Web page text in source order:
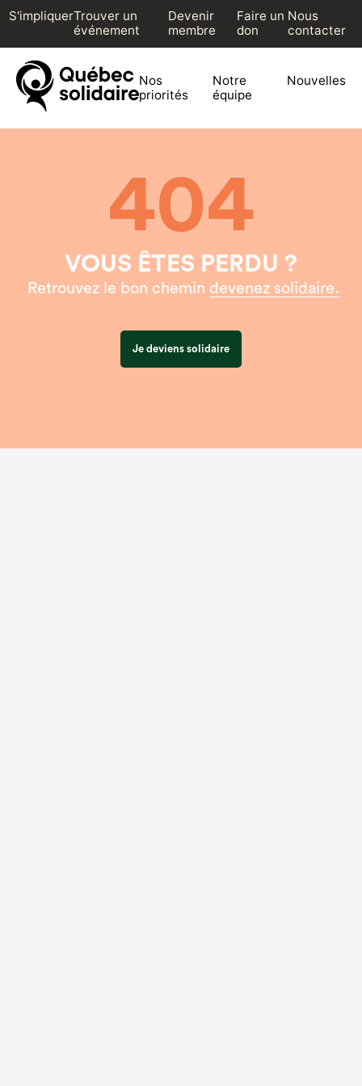
S'impliquerTrouver un
événement
Devenir
membre
Faire un
don
Nous
contacter
Nos
priorités
Notre
équipe
Nouvelles
404
VOUS ÊTES PERDU ?
Retrouvez le bon chemin devenez solidaire.
Je deviens solidaire